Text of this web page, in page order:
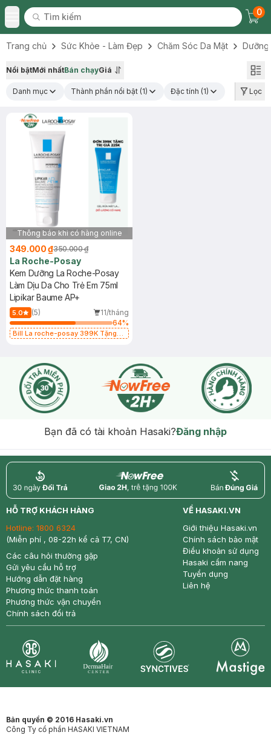
Toggle Menu
Tìm kiếm
Tìm kiếm
0
Trang chủ Sức Khỏe - Làm Đẹp Chăm Sóc Da Mặt Dưỡng
Nổi bậtMới nhấtBán chạyGiá
Danh mục Thành phần nổi bật (1) Đặc tính (1) Lọc
Thông báo khi có hàng online
349.000 ₫350.000 ₫
La Roche-Posay
Kem Dưỡng La Roche-Posay
Làm Dịu Da Cho Trẻ Em 75ml
Lipikar Baume AP+
5.0 (5)
11/tháng
64%
Bill La roche-posay 399K Tặng
Bạn đã có tài khoản Hasaki?Đăng nhập
return nowfree price
HỖ TRỢ KHÁCH HÀNG
Hotline: 1800 6324
(Miễn phí , 08-22h kể cả T7, CN)
Các câu hỏi thường gặp
Gửi yêu cầu hỗ trợ
Hướng dẫn đặt hàng
Phương thức thanh toán
Phương thức vận chuyển
Chính sách đổi trả
VỀ HASAKI.VN
Giới thiệu Hasaki.vn
Chính sách bảo mật
Điều khoản sử dụng
Hasaki cẩm nang
Tuyển dụng
Liên hệ
Bản quyền © 2016 Hasaki.vn
Công Ty cổ phần HASAKI VIETNAM